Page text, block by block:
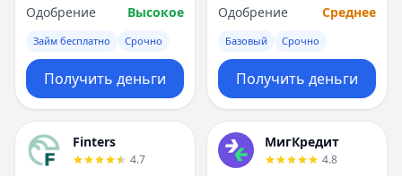
Одобрение
Высокое
Займ бесплатно Срочно
Получить деньги
Одобрение
Среднее
Базовый Срочно
Получить деньги
Finters
4.7
МигКредит
4.8